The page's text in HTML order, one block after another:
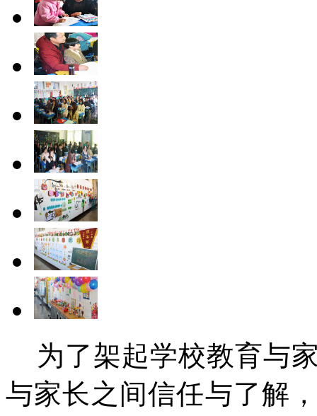
为了架起学校教育与
与家长之间信任与了解